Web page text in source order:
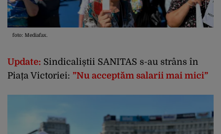
foto: Mediafax.
Update: Sindicaliștii SANITAS s-au strâns în
Piața Victoriei: ”Nu acceptăm salarii mai mici”